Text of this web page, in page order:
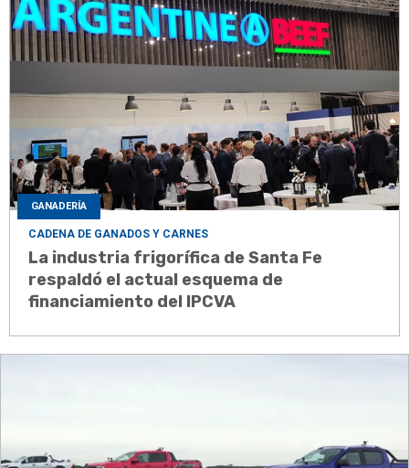
GANADERÍA
CADENA DE GANADOS Y CARNES
La industria frigorífica de Santa Fe
respaldó el actual esquema de
financiamiento del IPCVA